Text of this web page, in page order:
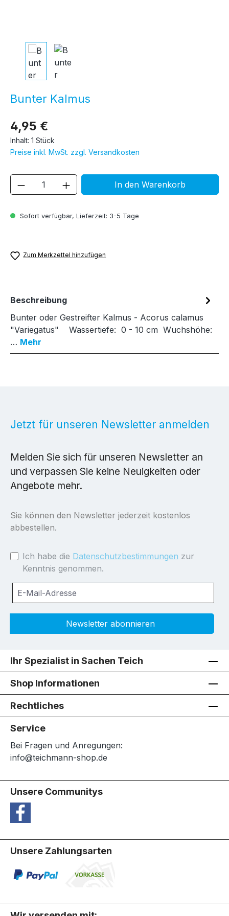
Bunter Kalmus
4,95 €
Inhalt: 1 Stück
Preise inkl. MwSt. zzgl. Versandkosten
Sofort verfügbar, Lieferzeit: 3-5 Tage
Produkt Anzahl: Gib denIn den Warenkorb
Zum Merkzettel hinzufügen
Beschreibung
Bunter oder Gestreifter Kalmus - Acorus calamus
"Variegatus" Wassertiefe: 0 - 10 cm Wuchshöhe:
… Mehr
Jetzt für unseren Newsletter anmelden
Melden Sie sich für unseren Newsletter an
und verpassen Sie keine Neuigkeiten oder
Angebote mehr.
Sie können den Newsletter jederzeit kostenlos
abbestellen.
Ich habe die Datenschutzbestimmungen zur
Kenntnis genommen.
Newsletter abonnieren
Ihr Spezialist in Sachen Teich
Shop Informationen
Rechtliches
Service
Bei Fragen und Anregungen:
info@teichmann-shop.de
Unsere Communitys
Unsere Zahlungsarten